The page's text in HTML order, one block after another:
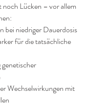
Lücken – vor allem
bei niedriger Dauerdosis
für die tatsächliche
Wechselwirkungen mit